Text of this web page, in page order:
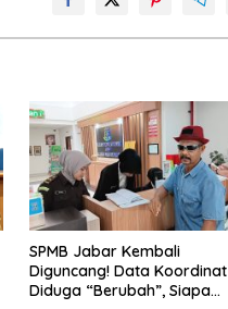
SPMB Jabar Kembali
Diguncang! Data Koordinat
Diduga “Berubah”, Siapa